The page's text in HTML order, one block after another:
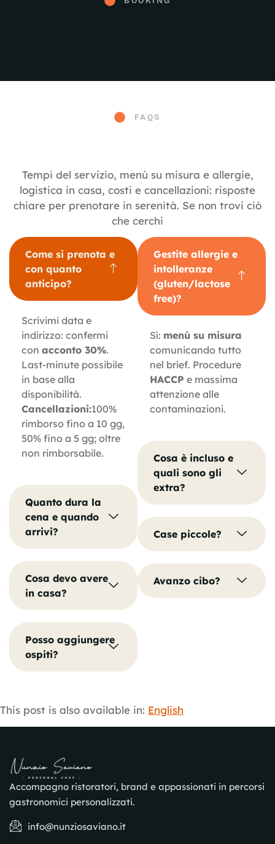
FAQS
Tempi del servizio, menù su misura e allergie,
logistica in casa, costi e cancellazioni: risposte
chiare per prenotare in serenità. Se non trovi ciò
che cerchi
Come si prenota e
con quanto
anticipo?
Scrivimi data e
indirizzo: confermi
con acconto 30%.
Last-minute possibile
in base alla
disponibilità.
Cancellazioni:100%
rimborso fino a 10 gg,
50% fino a 5 gg; oltre
non rimborsabile.
Quanto dura la
cena e quando
arrivi?
Cosa devo avere
in casa?
Posso aggiungere
ospiti?
Gestite allergie e
intolleranze
(gluten/lactose
free)?
Sì: menù su misura
comunicando tutto
nel brief. Procedure
HACCP e massima
attenzione alle
contaminazioni.
Cosa è incluso e
quali sono gli
extra?
Case piccole?
Avanzo cibo?
This post is also available in: English
Accompagno ristoratori, brand e appassionati in percorsi
gastronomici personalizzati.
info@nunziosaviano.it